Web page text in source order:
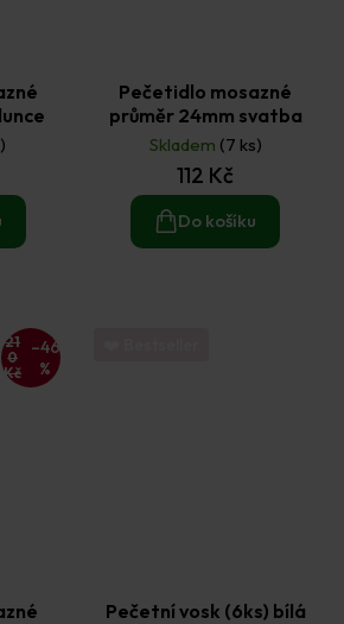
Pečetidlo mosazné
průměr 24mm svatba
Skladem (7 ks)
112 Kč
Do košíku
21
0
Kč
–46
%
Pečetní vosk (6ks) bílá